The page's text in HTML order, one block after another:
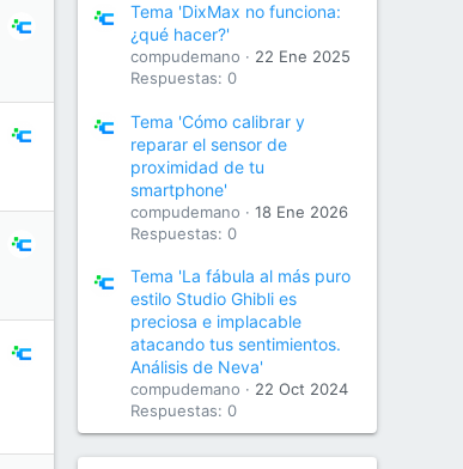
Tema 'DixMax no funciona:
¿qué hacer?'
compudemano
22 Ene 2025
Respuestas: 0
Tema 'Cómo calibrar y
reparar el sensor de
proximidad de tu
smartphone'
compudemano
18 Ene 2026
Respuestas: 0
Tema 'La fábula al más puro
estilo Studio Ghibli es
preciosa e implacable
atacando tus sentimientos.
Análisis de Neva'
compudemano
22 Oct 2024
Respuestas: 0